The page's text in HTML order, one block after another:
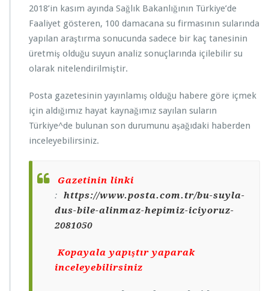
2018’in kasım ayında Sağlık Bakanlığının Türkiye’de
Faaliyet gösteren, 100 damacana su firmasının sularında
yapılan araştırma sonucunda sadece bir kaç tanesinin
üretmiş olduğu suyun analiz sonuçlarında içilebilir su
olarak nitelendirilmiştir.
Posta gazetesinin yayınlamış olduğu habere göre içmek
için aldığımız hayat kaynağımız sayılan suların
Türkiye^de bulunan son durumunu aşağıdaki haberden
inceleyebilirsiniz.
Gazetinin linki
:
https://www.posta.com.tr/bu-suyla-
dus-bile-alinmaz-hepimiz-iciyoruz-
2081050
Kopayala yapıştır yaparak
inceleyebilirsiniz